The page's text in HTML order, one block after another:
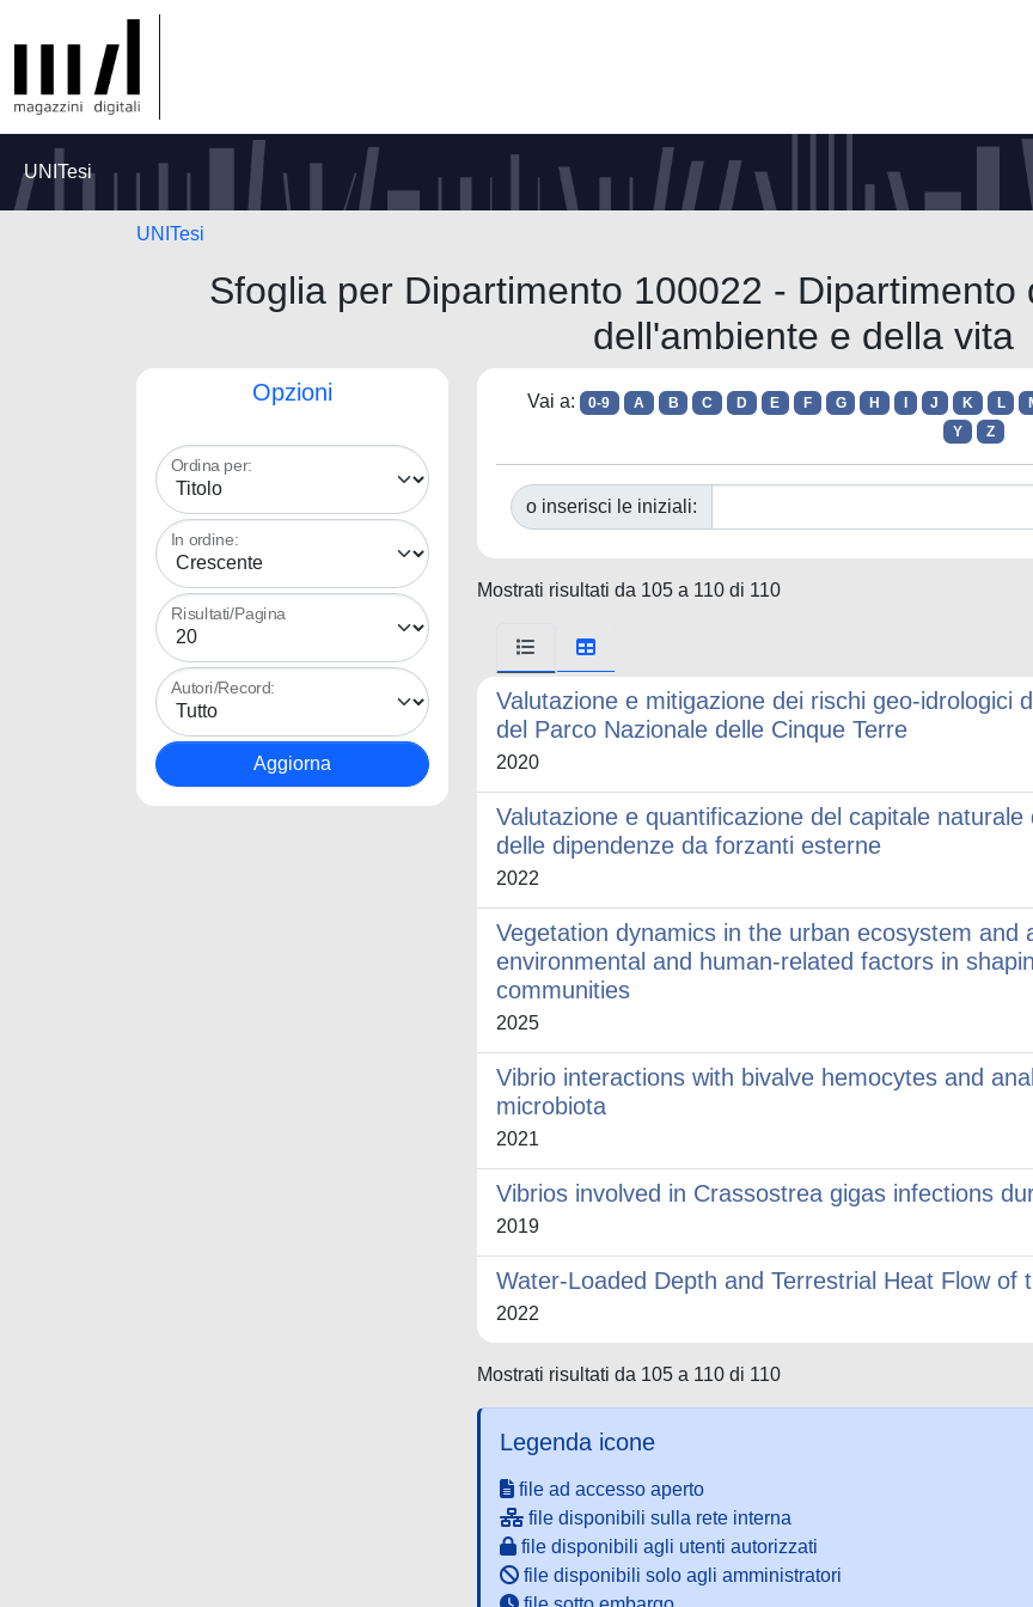
UNITesi
UNITesi
Sfoglia per Dipartimento 100022 - Dipartimento
dell'ambiente e della vita
Opzioni
Ordina per:
In ordine:
Risultati/Pagina
Autori/Record:
Vai a: 0-9 A B C D E F G H J K L
Y
Z
o inserisci le iniziali:
Mostrati risultati da 105 a 110 di 110
Valutazione e mitigazione dei rischi geo-idrologici
del Parco Nazionale delle Cinque Terre
2020
Valutazione e quantificazione del capitale
delle dipendenze da forzanti esterne
2022
Vegetation dynamics in the urban ecosystem and
environmental and human-related factors in
communities
2025
Vibrio interactions with bivalve hemocytes and
microbiota
2021
Vibrios involved in Crassostrea gigas infections
2019
Water-Loaded Depth and Terrestrial Heat Flow of
2022
Mostrati risultati da 105 a 110 di 110
Legenda icone
file ad accesso aperto
file disponibili sulla rete interna
file disponibili agli utenti autorizzati
file disponibili solo agli amministratori